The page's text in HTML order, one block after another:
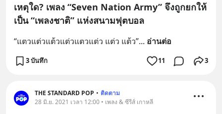
เหตุใด? เพลง “Seven Nation Army” จึงถูกยกให้
เป็น “เพลงชาติ” แห่งสนามฟุตบอล
“แตวแต่วแต้วแต่วแตวแต่ว แต่ว แต้ว”... อ่านต่อ
3 บันทึก 11 3
THE STANDARD POP • ติดตาม
28 มิ.ย. 2021 เวลา 12:00 • เพลง & ซีรีส์ เกาหลี